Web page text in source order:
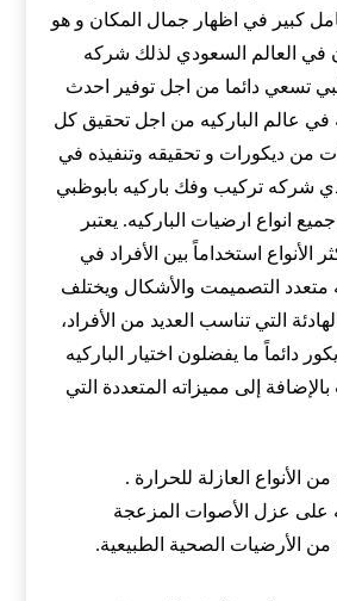
كبير في اظهار جمال المكان و هو
في العالم السعودي لذلك شركه
تسعي دائما من اجل توفير احدث
في عالم الباركيه من اجل تحقيق كل
من ديكورات و تحقيقه وتنفيذه في
شركه تركيب وفك باركيه بابوظبي
انواع ارضيات الباركيه. يعتبر
الأنواع استخداماً بين الأفراد في
متعدد التصميمت والأشكال ويختلف
التي تناسب العديد من الأفراد،
دائماً ما يفضلون اختيار الباركيه
إلى مميزاته المتعددة التي
من الأنواع العازلة للحرارة .
على عزل الأصوات المزعجة
من الأرضيات الصحية الطبيعية.